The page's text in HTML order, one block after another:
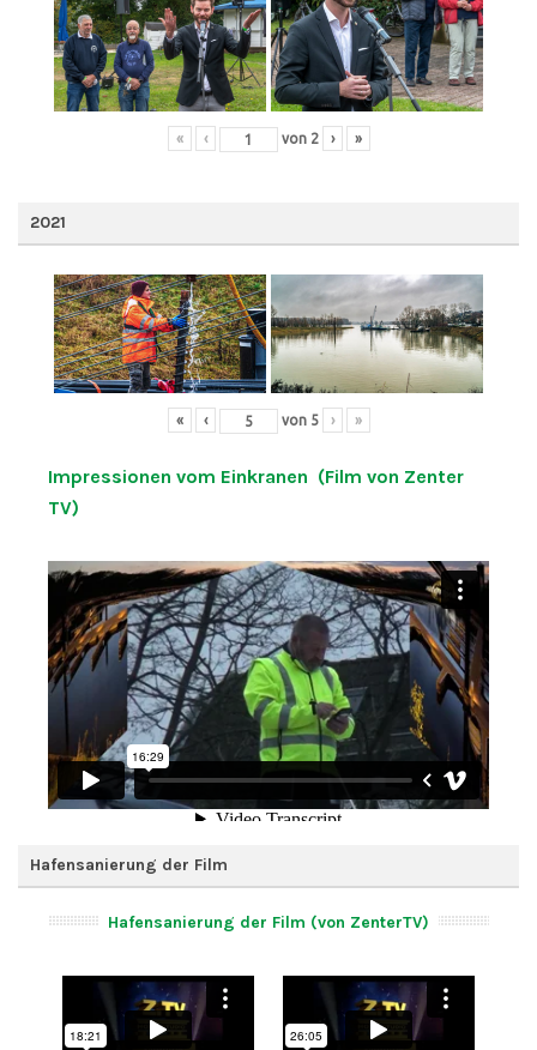
« ‹ von 2 › »
2021
« ‹ von 5 › »
Impressionen vom Einkranen (Film von Zenter
TV)
Hafensanierung der Film
Hafensanierung der Film (von ZenterTV)